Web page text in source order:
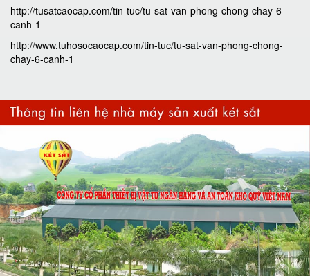
http://tusatcaocap.com/tin-tuc/tu-sat-van-phong-chong-chay-6-
canh-1
http://www.tuhosocaocap.com/tin-tuc/tu-sat-van-phong-chong-
chay-6-canh-1